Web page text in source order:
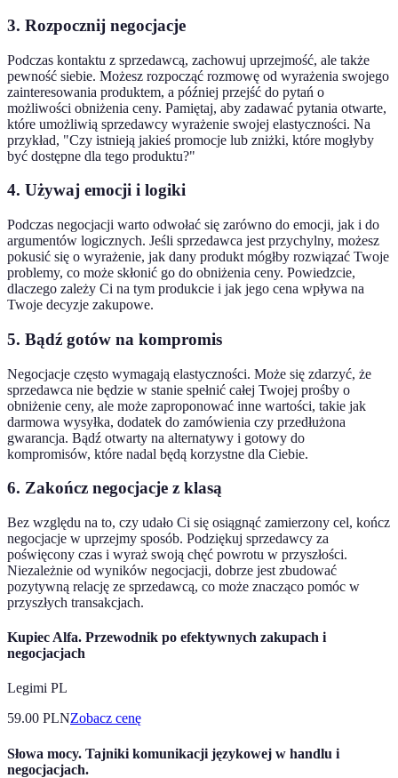
3. Rozpocznij negocjacje
Podczas kontaktu z sprzedawcą, zachowuj uprzejmość, ale także
pewność siebie. Możesz rozpocząć rozmowę od wyrażenia swojego
zainteresowania produktem, a później przejść do pytań o
możliwości obniżenia ceny. Pamiętaj, aby zadawać pytania otwarte,
które umożliwią sprzedawcy wyrażenie swojej elastyczności. Na
przykład, "Czy istnieją jakieś promocje lub zniżki, które mogłyby
być dostępne dla tego produktu?"
4. Używaj emocji i logiki
Podczas negocjacji warto odwołać się zarówno do emocji, jak i do
argumentów logicznych. Jeśli sprzedawca jest przychylny, możesz
pokusić się o wyrażenie, jak dany produkt mógłby rozwiązać Twoje
problemy, co może skłonić go do obniżenia ceny. Powiedzcie,
dlaczego zależy Ci na tym produkcie i jak jego cena wpływa na
Twoje decyzje zakupowe.
5. Bądź gotów na kompromis
Negocjacje często wymagają elastyczności. Może się zdarzyć, że
sprzedawca nie będzie w stanie spełnić całej Twojej prośby o
obniżenie ceny, ale może zaproponować inne wartości, takie jak
darmowa wysyłka, dodatek do zamówienia czy przedłużona
gwarancja. Bądź otwarty na alternatywy i gotowy do
kompromisów, które nadal będą korzystne dla Ciebie.
6. Zakończ negocjacje z klasą
Bez względu na to, czy udało Ci się osiągnąć zamierzony cel, kończ
negocjacje w uprzejmy sposób. Podziękuj sprzedawcy za
poświęcony czas i wyraż swoją chęć powrotu w przyszłości.
Niezależnie od wyników negocjacji, dobrze jest zbudować
pozytywną relację ze sprzedawcą, co może znacząco pomóc w
przyszłych transakcjach.
Kupiec Alfa. Przewodnik po efektywnych zakupach i
negocjacjach
Legimi PL
59.00 PLNZobacz cenę
Słowa mocy. Tajniki komunikacji językowej w handlu i
negocjacjach.